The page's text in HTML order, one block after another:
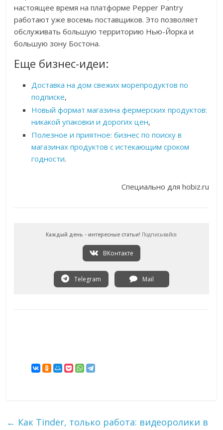
настоящее время на платформе Pepper Pantry
работают уже восемь поставщиков. Это позволяет
обслуживать большую территорию Нью-Йорка и
большую зону Бостона.
Еще бизнес-идеи:
Доставка на дом свежих морепродуктов по
подписке,
Новый формат магазина фермерских продуктов:
никакой упаковки и дорогих цен,
Полезное и приятное: бизнес по поиску в
магазинах продуктов с истекающим сроком
годности.
Специально для hobiz.ru
Каждый день - интересные статьи! Подписывайся
ВКонтакте
Telegram Mail
← Как Tinder, только работа: видеоролики в